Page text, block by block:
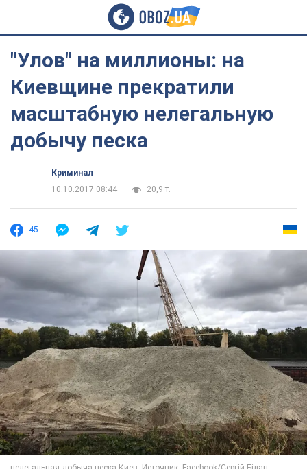
"Улов" на миллионы: на
Киевщине прекратили
масштабную нелегальную
добычу песка
Криминал
10.10.2017 08:44
20,9 т.
45